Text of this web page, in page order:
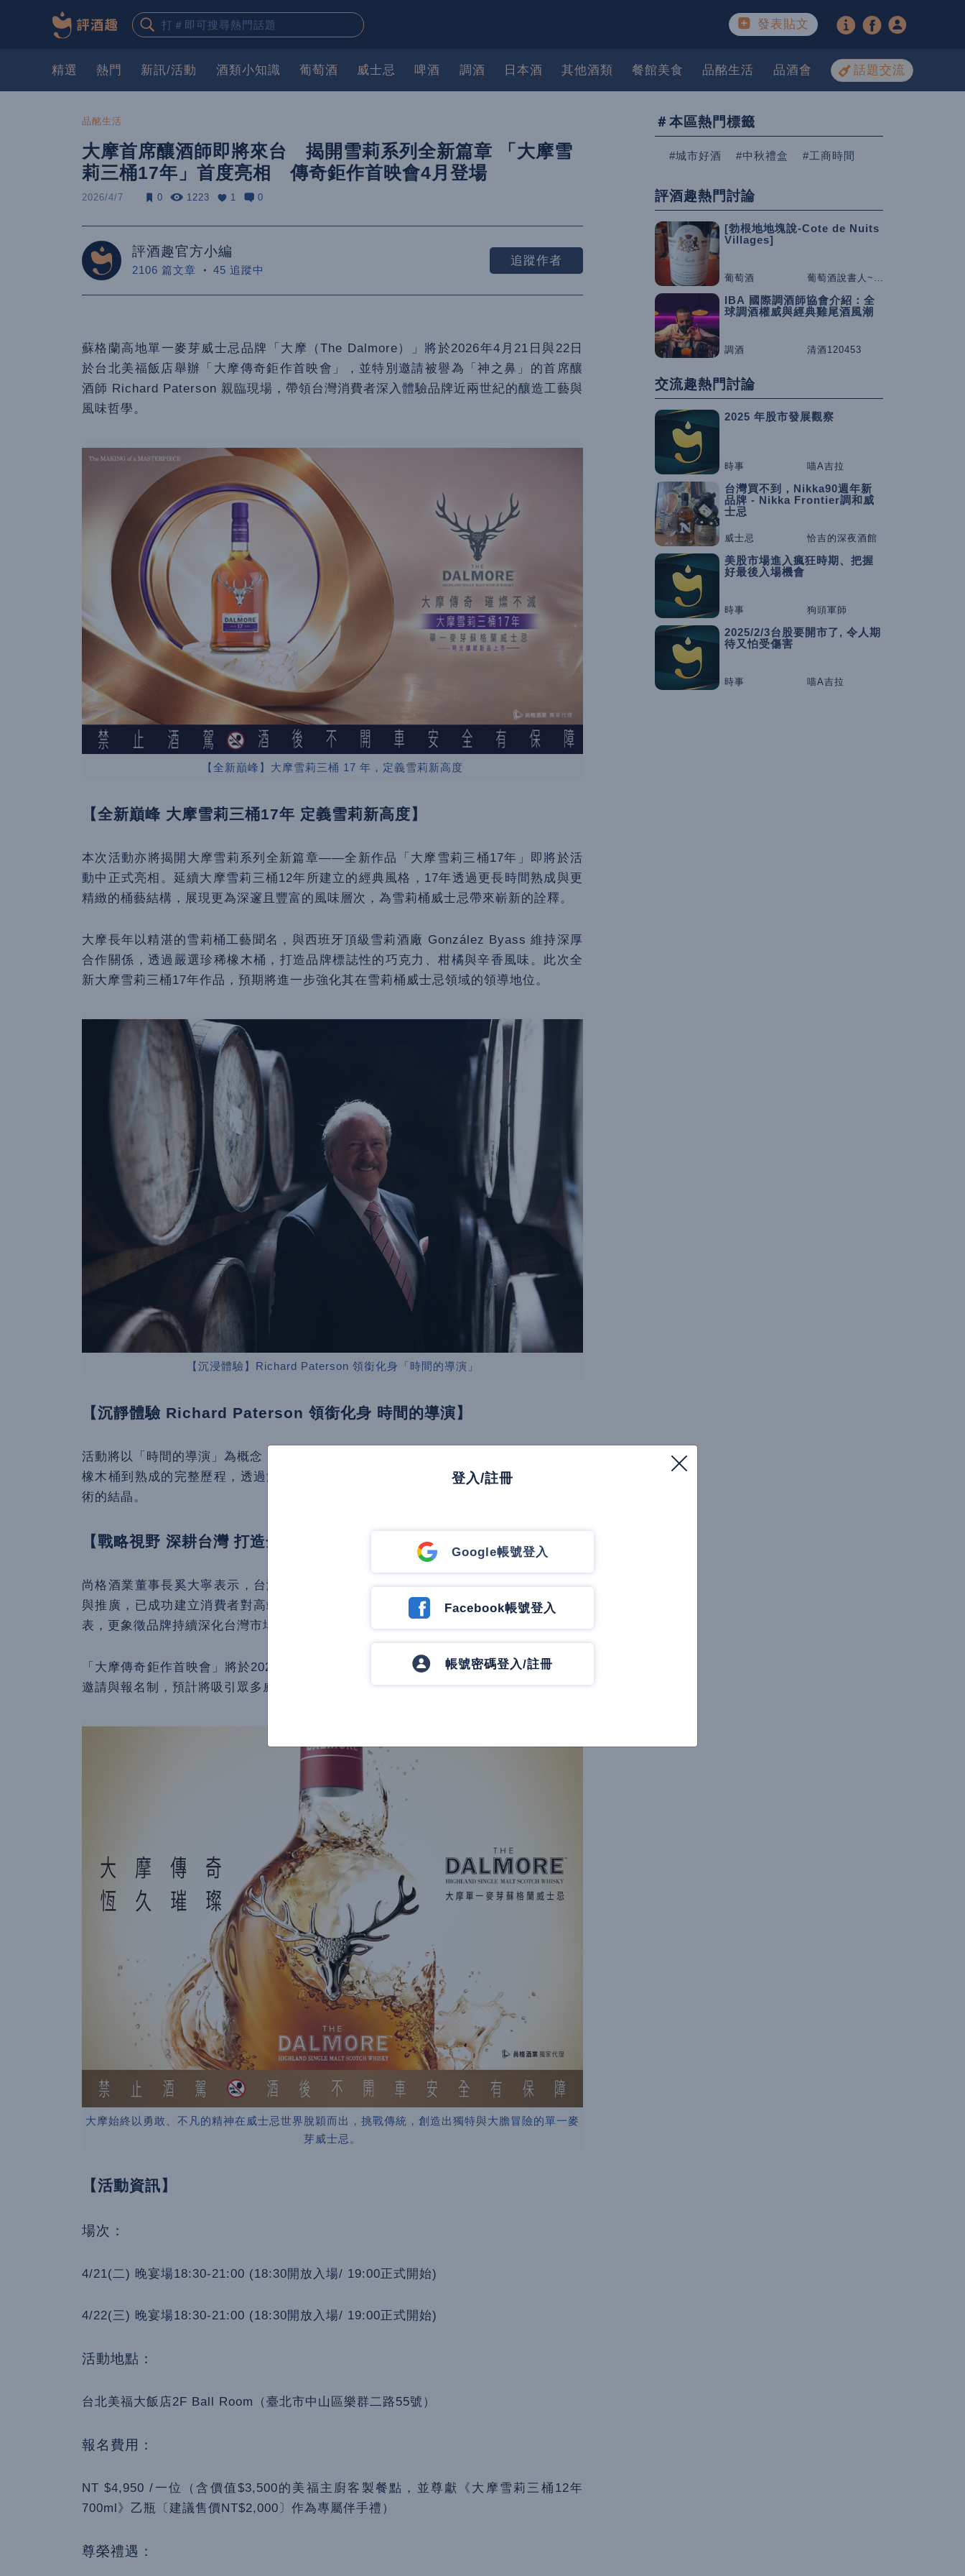
發表貼文
精選 熱門 新訊/活動 酒類小知識 葡萄酒 威士忌 啤酒 調酒 日本酒 其他酒類 餐館美食 品酩生活 品酒會 話題交流
品酩生活
大摩首席釀酒師即將來台 揭開雪莉系列全新篇章 「大摩雪
莉三桶17年」首度亮相 傳奇鉅作首映會4月登場
2026/4/7 0 1223 1 0
評酒趣官方小編
2106 篇文章 45 追蹤中
追蹤作者
蘇格蘭高地單一麥芽威士忌品牌「大摩（The Dalmore）」將於2026年4月21日與22日
於台北美福飯店舉辦「大摩傳奇鉅作首映會」，並特別邀請被譽為「神之鼻」的首席釀
酒師 Richard Paterson 親臨現場，帶領台灣消費者深入體驗品牌近兩世紀的釀造工藝與
風味哲學。
【全新巔峰】大摩雪莉三桶 17 年，定義雪莉新高度
【全新巔峰 大摩雪莉三桶17年 定義雪莉新高度】
本次活動亦將揭開大摩雪莉系列全新篇章——全新作品「大摩雪莉三桶17年」即將於活
動中正式亮相。延續大摩雪莉三桶12年所建立的經典風格，17年透過更長時間熟成與更
精緻的桶藝結構，展現更為深邃且豐富的風味層次，為雪莉桶威士忌帶來嶄新的詮釋。
大摩長年以精湛的雪莉桶工藝聞名，與西班牙頂級雪莉酒廠 González Byass 維持深厚
合作關係，透過嚴選珍稀橡木桶，打造品牌標誌性的巧克力、柑橘與辛香風味。此次全
新大摩雪莉三桶17年作品，預期將進一步強化其在雪莉桶威士忌領域的領導地位。
【沉浸體驗】Richard Paterson 領銜化身「時間的導演」
【沉靜體驗 Richard Paterson 領銜化身 時間的導演】
活動將以「時間的導演」為概念，由 Richard Paterson 親自詮釋威士忌從風土、蒸餾、
橡木桶到熟成的完整歷程，透過沉浸式體驗形式，呈現大摩如何將時間轉化為風味與藝
術的結晶。
【戰略視野 深耕台灣 打造全球頂級威士忌指標】
尚格酒業董事長奚大寧表示，台灣長期以來為大摩全球最重要市場之一，透過持續深耕
與推廣，已成功建立消費者對高端單一麥芽威士忌的高度認知。本次活動不僅是新品發
表，更象徵品牌持續深化台灣市場的重要里程碑。
「大摩傳奇鉅作首映會」將於2026年4月21日至4月22日於台北美福大飯店舉行，採限量
邀請與報名制，預計將吸引眾多威士忌愛好者與高端品味族群參與。
大摩始終以勇敢、不凡的精神在威士忌世界脫穎而出，挑戰傳統，創造出獨特與大膽冒險的單一麥
芽威士忌。
【活動資訊】
場次：
4/21(二) 晚宴場18:30-21:00 (18:30開放入場/ 19:00正式開始)
4/22(三) 晚宴場18:30-21:00 (18:30開放入場/ 19:00正式開始)
活動地點：
台北美福大飯店2F Ball Room（臺北市中山區樂群二路55號）
報名費用：
NT $4,950 /一位（含價值$3,500的美福主廚客製餐點，並尊獻《大摩雪莉三桶12年
700ml》乙瓶〔建議售價NT$2,000〕作為專屬伴手禮）
尊榮禮遇：
＃本區熱門標籤
#城市好酒 #中秋禮盒 #工商時間
評酒趣熱門討論
[勃根地地塊說-Cote de Nuits
Villages]
葡萄酒 葡萄酒說書人~咕嚕桑
IBA 國際調酒師協會介紹：全
球調酒權威與經典雞尾酒風潮
調酒 清酒120453
交流趣熱門討論
2025 年股市發展觀察
時事 喵A吉拉
台灣買不到，Nikka90週年新
品牌 - Nikka Frontier調和威
士忌
威士忌 恰吉的深夜酒館
美股市場進入瘋狂時期、把握
好最後入場機會
時事 狗頭軍師
2025/2/3台股要開市了, 令人期
待又怕受傷害
時事 喵A吉拉
登入/註冊
Google帳號登入
Facebook帳號登入
帳號密碼登入/註冊